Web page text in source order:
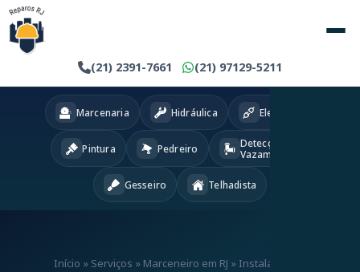
(21) 2391-7661 (21) 97129-5211
Marcenaria Hidráulica Eletricista
Pintura Pedreiro
Detecção
Vazamentos
Gesseiro Telhadista
Início » Serviços » Marceneiro em RJ » Instalação de